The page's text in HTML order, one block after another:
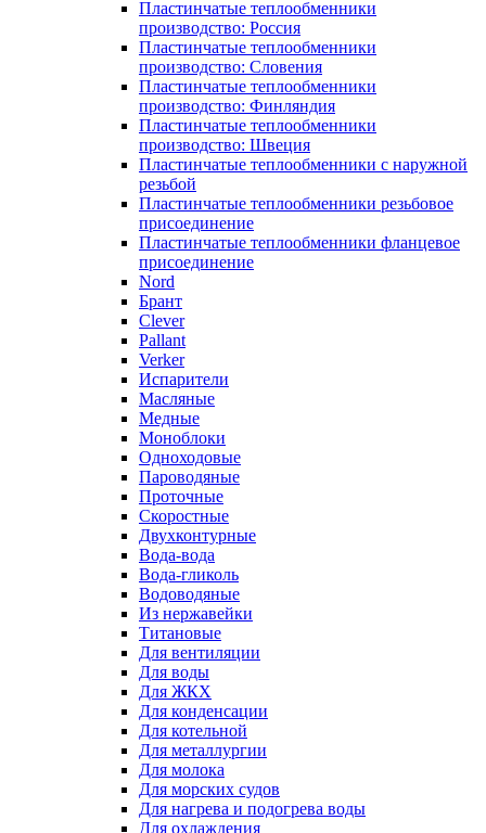
Пластинчатые теплообменники
производство: Россия
Пластинчатые теплообменники
производство: Словения
Пластинчатые теплообменники
производство: Финляндия
Пластинчатые теплообменники
производство: Швеция
Пластинчатые теплообменники с наружной
резьбой
Пластинчатые теплообменники резьбовое
присоединение
Пластинчатые теплообменники фланцевое
присоединение
Nord
Брант
Clever
Pallant
Verker
Испарители
Масляные
Медные
Моноблоки
Одноходовые
Пароводяные
Проточные
Скоростные
Двухконтурные
Вода-вода
Вода-гликоль
Водоводяные
Из нержавейки
Титановые
Для вентиляции
Для воды
Для ЖКХ
Для конденсации
Для котельной
Для металлургии
Для молока
Для морских судов
Для нагрева и подогрева воды
Для охлаждения